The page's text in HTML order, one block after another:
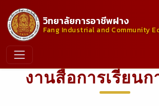
วิทยาลัยการอาชีพฝาง
Fang Industrial and Community
งานสื่อการเรียน